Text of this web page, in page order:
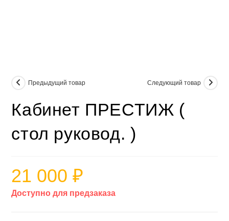
Предыдущий товар Следующий товар
Кабинет ПРЕСТИЖ (
стол руковод. )
21 000₽
Доступно для предзаказа